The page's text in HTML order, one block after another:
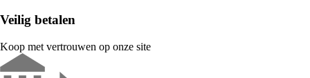
Veilig betalen
Koop met vertrouwen op onze site